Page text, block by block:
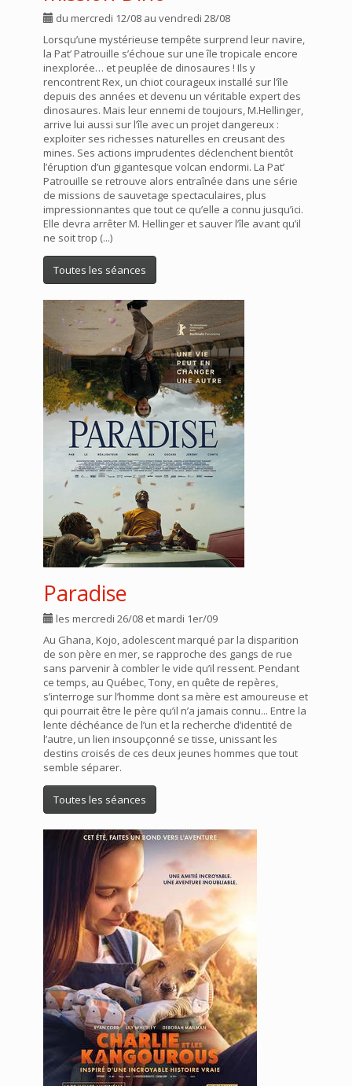
du mercredi 12/08 au vendredi 28/08
Lorsqu’une mystérieuse tempête surprend leur navire,
la Pat’ Patrouille s’échoue sur une île tropicale encore
inexplorée… et peuplée de dinosaures ! Ils y
rencontrent Rex, un chiot courageux installé sur l’île
depuis des années et devenu un véritable expert des
dinosaures. Mais leur ennemi de toujours, M.Hellinger,
arrive lui aussi sur l’île avec un projet dangereux :
exploiter ses richesses naturelles en creusant des
mines. Ses actions imprudentes déclenchent bientôt
l’éruption d’un gigantesque volcan endormi. La Pat’
Patrouille se retrouve alors entraînée dans une série
de missions de sauvetage spectaculaires, plus
impressionnantes que tout ce qu’elle a connu jusqu’ici.
Elle devra arrêter M. Hellinger et sauver l’île avant qu’il
ne soit trop (...)
Toutes les séances
Paradise
les mercredi 26/08 et mardi 1er/09
Au Ghana, Kojo, adolescent marqué par la disparition
de son père en mer, se rapproche des gangs de rue
sans parvenir à combler le vide qu’il ressent. Pendant
ce temps, au Québec, Tony, en quête de repères,
s’interroge sur l’homme dont sa mère est amoureuse et
qui pourrait être le père qu’il n’a jamais connu... Entre la
lente déchéance de l’un et la recherche d’identité de
l’autre, un lien insoupçonné se tisse, unissant les
destins croisés de ces deux jeunes hommes que tout
semble séparer.
Toutes les séances